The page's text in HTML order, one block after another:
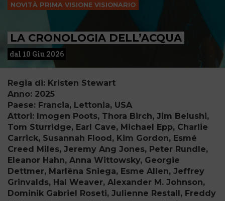
NOVITÀ PRIMA VISIONE VISIONARIO
LA CRONOLOGIA DELL’ACQUA
dal 10 Giu 2026
Regia di: Kristen Stewart
Anno: 2025
Paese: Francia, Lettonia, USA
Attori: Imogen Poots, Thora Birch, Jim Belushi,
Tom Sturridge, Earl Cave, Michael Epp, Charlie
Carrick, Susannah Flood, Kim Gordon, Esmé
Creed Miles, Jeremy Ang Jones, Peter Rundle,
Eleanor Hahn, Anna Wittowsky, Georgie
Dettmer, Marlēna Sniega, Esme Allen, Jeffrey
Grinvalds, Hal Weaver, Alexander M. Johnson,
Dominik Gabriel Roseti, Julienne Restall, Freddy